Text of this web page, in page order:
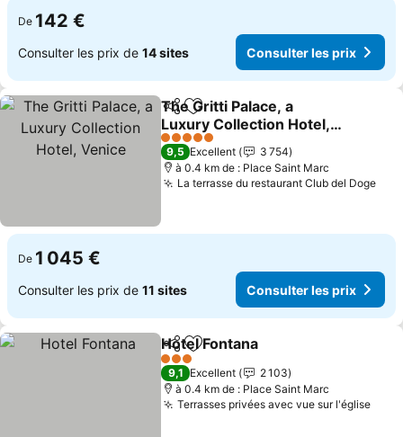
De 142 €
Consulter les prix de 14 sites Consulter les prix
PartagerAjouter à mes favoris
The Gritti Palace, a
Luxury Collection Hotel,
Venice
Consulter les prix
5 Étoiles
9,5 Excellent
3 754
à 0.4 km de : Place Saint Marc
La terrasse du restaurant Club del Doge
De 1 045 €
Consulter les prix de 11 sites Consulter les prix
PartagerAjouter à mes favoris
Hotel Fontana
3 Étoiles
9,1 Excellent
2 103
à 0.4 km de : Place Saint Marc
Terrasses privées avec vue sur l'église